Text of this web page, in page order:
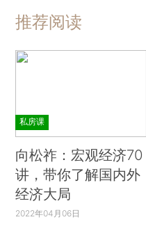
推荐阅读
私房课
向松祚：宏观经济70
讲，带你了解国内外
经济大局
2022年04月06日